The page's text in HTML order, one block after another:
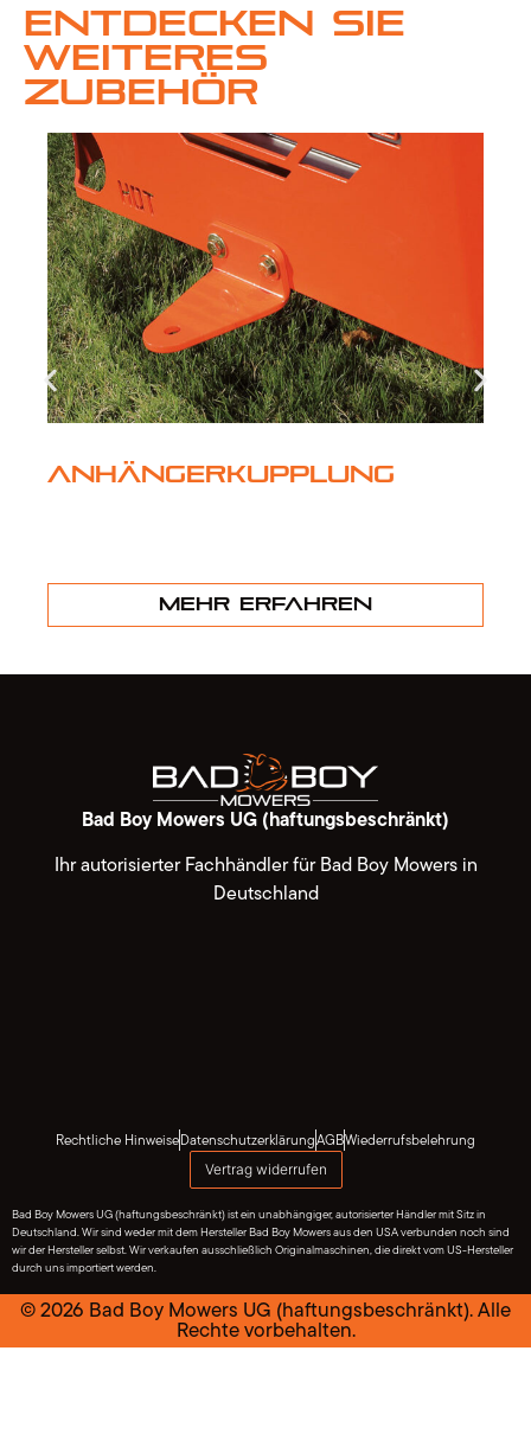
Entdecken Sie
weiteres
Zubehör
Anhängerkupplung
Mehr erfahren
Bad Boy Mowers UG (haftungsbeschränkt)
Ihr autorisierter Fachhändler für Bad Boy Mowers in
Deutschland
Rechtliche HinweiseDatenschutzerklärungAGBWiederrufsbelehrung
Vertrag widerrufen
Bad Boy Mowers UG (haftungsbeschränkt) ist ein unabhängiger, autorisierter Händler mit Sitz in
Deutschland. Wir sind weder mit dem Hersteller Bad Boy Mowers aus den USA verbunden noch sind
wir der Hersteller selbst. Wir verkaufen ausschließlich Originalmaschinen, die direkt vom US-Hersteller
durch uns importiert werden.
© 2026 Bad Boy Mowers UG (haftungsbeschränkt). Alle
Rechte vorbehalten.